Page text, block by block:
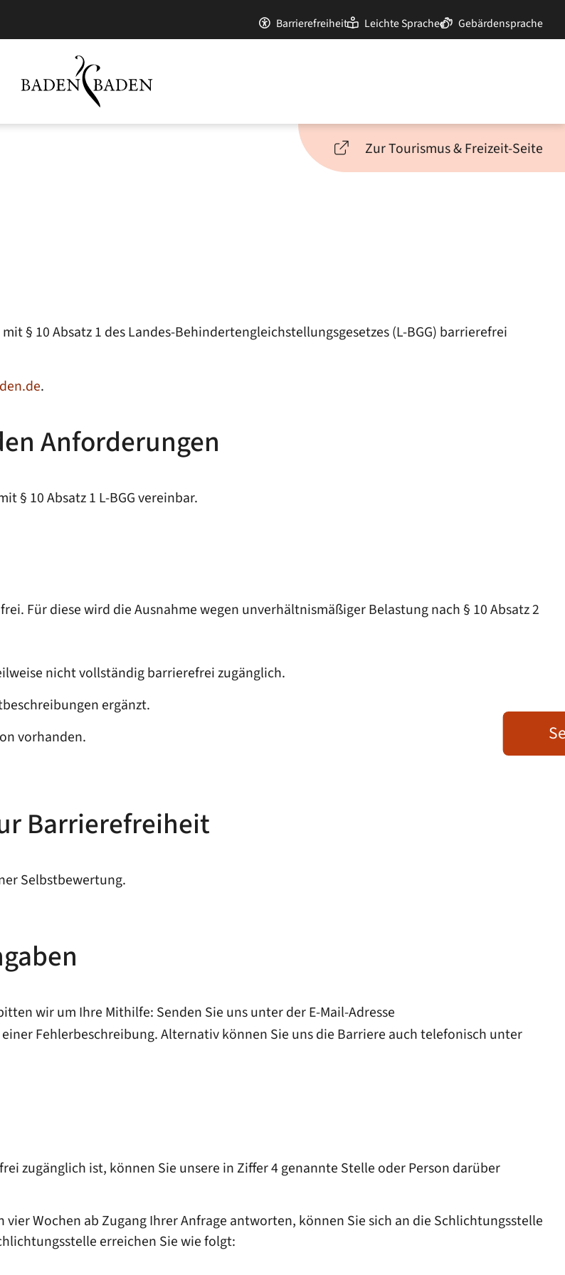
Barrierefreiheit Leichte Sprache Gebärdensprache
Zur Tourismus & Freizeit-Seite
§ 10 Absatz 1 des Landes-Behindertengleichstellungsgesetzes (L-BGG) barrierefrei
.
Anforderungen
§ 10 Absatz 1 L-BGG vereinbar.
Für diese wird die Ausnahme wegen unverhältnismäßiger Belastung nach § 10 Absatz 2
nicht vollständig barrierefrei zugänglich.
ergänzt.
vorhanden.
Barrierefreiheit
Selbstbewertung.
wir um Ihre Mithilfe: Senden Sie uns unter der E-Mail-Adresse
Fehlerbeschreibung. Alternativ können Sie uns die Barriere auch telefonisch unter
zugänglich ist, können Sie unsere in Ziffer 4 genannte Stelle oder Person darüber
Wochen ab Zugang Ihrer Anfrage antworten, können Sie sich an die Schlichtungsstelle
erreichen Sie wie folgt: